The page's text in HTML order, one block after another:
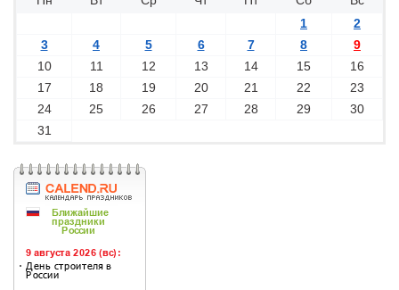
1
2
3
4 5 6 7 8
9
10
11 12 13 14 15
16
17
18 19 20 21 22
23
24
25 26 27 28 29
30
31